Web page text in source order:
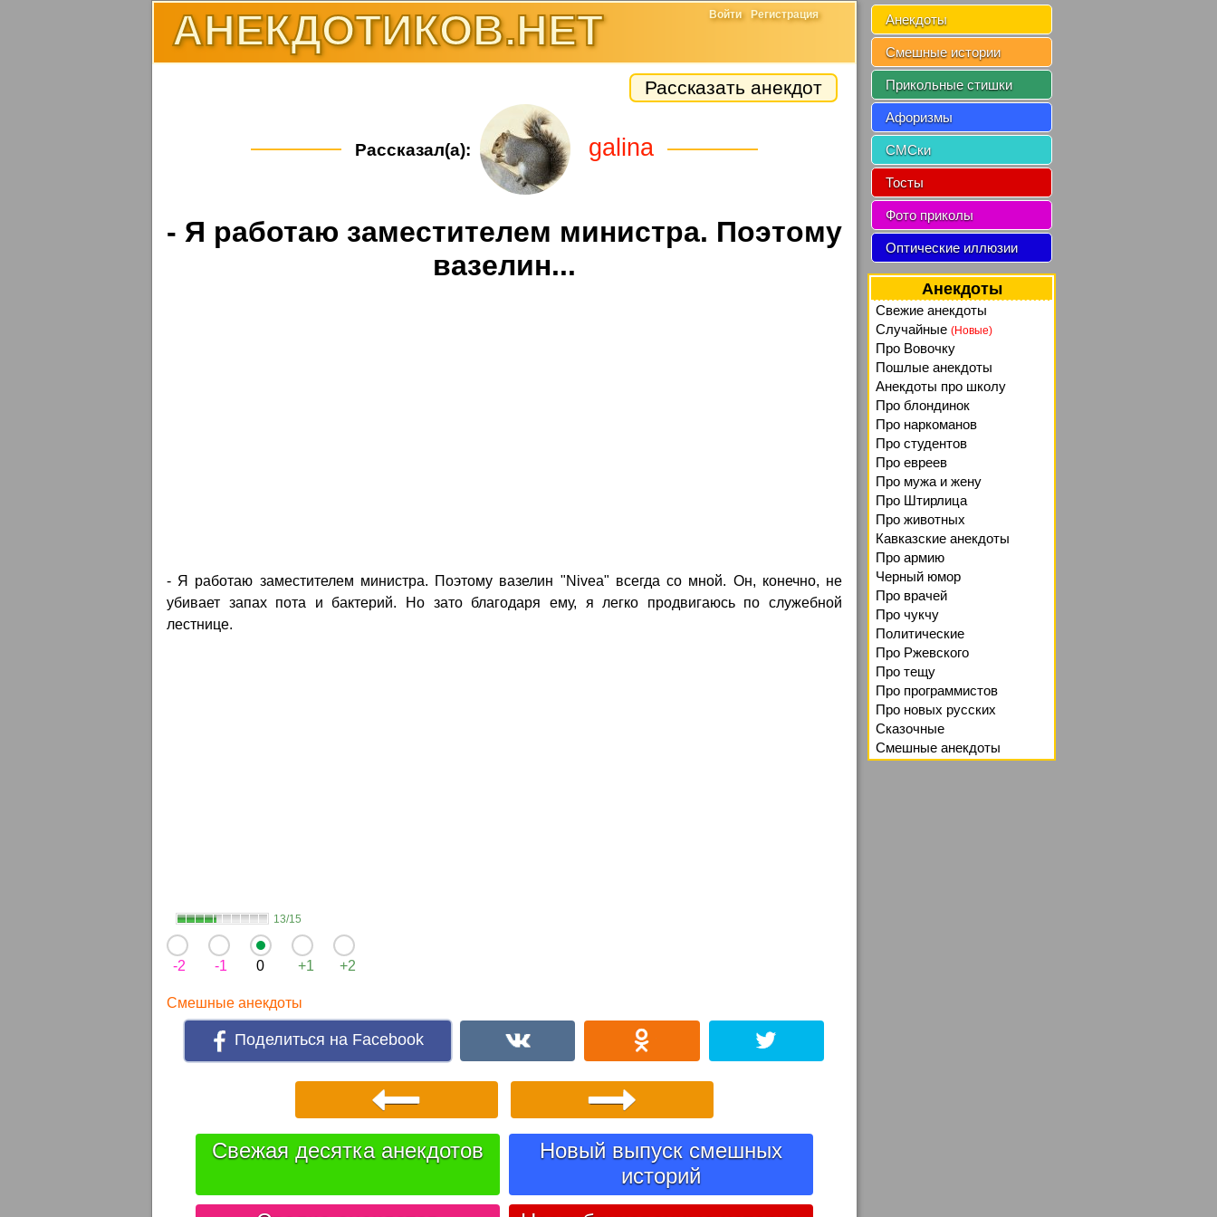
АНЕКДОТИКОВ.НЕТ Войти Регистрация
Рассказать анекдот
Рассказал(а): galina
- Я работаю заместителем министра. Поэтому
вазелин...
- Я работаю заместителем министра. Поэтому вазелин "Nivеа" всегда со мной. Он, конечно, не
убивает запах пота и бактерий. Но зато благодаря ему, я легко продвигаюсь по служебной
лестнице.
13/15
-2 -1 0 +1 +2
Смешные анекдоты
Поделиться на Facebook
Свежая десятка анекдотов
Новый выпуск смешных
историй
Анекдоты
Смешные истории
Прикольные стишки
Афоризмы
СМСки
Тосты
Фото приколы
Оптические иллюзии
Анекдоты
Свежие анекдоты
Случайные (Новые)
Про Вовочку
Пошлые анекдоты
Анекдоты про школу
Про блондинок
Про наркоманов
Про студентов
Про евреев
Про мужа и жену
Про Штирлица
Про животных
Кавказские анекдоты
Про армию
Черный юмор
Про врачей
Про чукчу
Политические
Про Ржевского
Про тещу
Про программистов
Про новых русских
Сказочные
Смешные анекдоты